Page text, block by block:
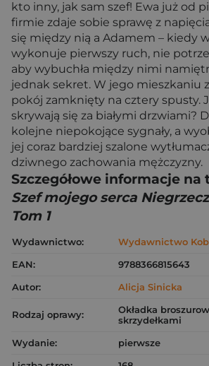
kto inny, jak sam szef! Ewa już od
firmie zdaje sobie sprawę z
się między nią a Adamem – kiedy
wykonuje pierwszy ruch, nie
aby wybuchła między nimi
jednak sekret. W jego mieszkaniu
pokój zamknięty na cztery spusty.
skrywają się za białymi drzwiami?
kolejne niepokojące sygnały, a
jej coraz bardziej szalone
dziwnego zachowania mężczyzny.
Szczegółowe informacje
Szef mojego serca
Tom 1
Wydawnictwo:
Wydawnictwo
EAN:
9788366815643
Autor:
Alicja Sinicka
Rodzaj oprawy:
Okładka
skrzydełkami
Wydanie:
pierwsze